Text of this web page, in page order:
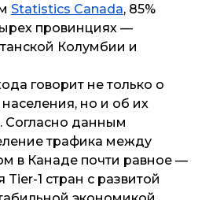
Statistics Canada, 85%
провинциях —
Колумбии и
говорит не только о
но и об их
Согласно данным
трафика между
в Канаде почти равное —
1 стран с развитой